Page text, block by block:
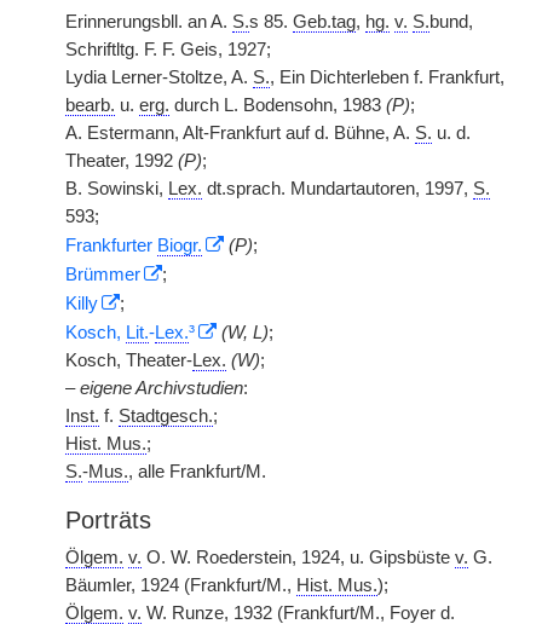
Erinnerungsbll. an A. S.s 85. Geb.tag, hg. v. S.bund,
Schriftltg. F. F. Geis, 1927;
Lydia Lerner-Stoltze, A. S., Ein Dichterleben f. Frankfurt,
bearb. u. erg. durch L. Bodensohn, 1983 (P);
A. Estermann, Alt-Frankfurt auf d. Bühne, A. S. u. d.
Theater, 1992 (P);
B. Sowinski, Lex. dt.sprach. Mundartautoren, 1997, S.
593;
Frankfurter Biogr. (P);
Brümmer
;
Killy
;
Kosch, Lit.-Lex.³ (W, L);
Kosch, Theater-Lex. (W);
–eigene Archivstudien:
Inst. f. Stadtgesch.;
Hist. Mus.;
S.-Mus., alle Frankfurt/M.
Porträts
Ölgem. v. O. W. Roederstein, 1924, u. Gipsbüste v. G.
Bäumler, 1924 (Frankfurt/M., Hist. Mus.);
Ölgem. v. W. Runze, 1932 (Frankfurt/M., Foyer d.